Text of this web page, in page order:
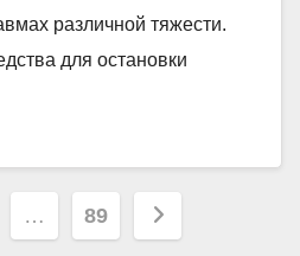
различной тяжести.
для остановки
… 89